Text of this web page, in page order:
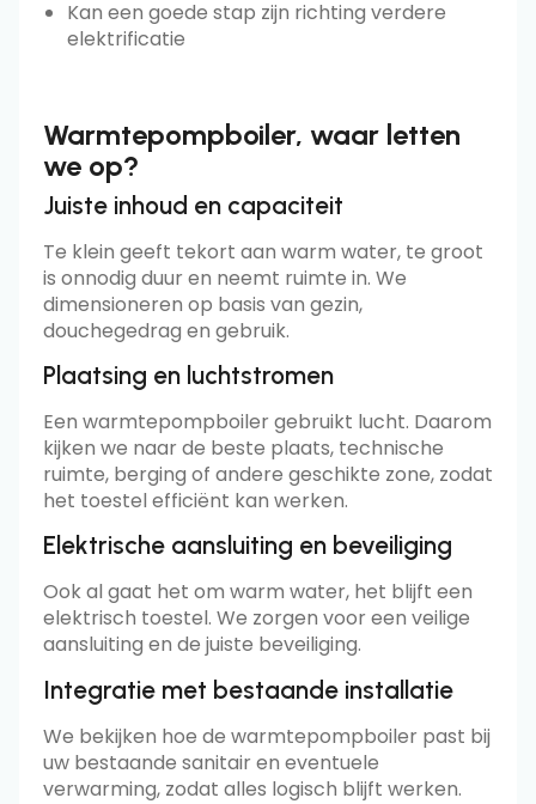
Kan een goede stap zijn richting verdere
elektrificatie
Warmtepompboiler, waar letten
we op?
Juiste inhoud en capaciteit
Te klein geeft tekort aan warm water, te groot
is onnodig duur en neemt ruimte in. We
dimensioneren op basis van gezin,
douchegedrag en gebruik.
Plaatsing en luchtstromen
Een warmtepompboiler gebruikt lucht. Daarom
kijken we naar de beste plaats, technische
ruimte, berging of andere geschikte zone, zodat
het toestel efficiënt kan werken.
Elektrische aansluiting en beveiliging
Ook al gaat het om warm water, het blijft een
elektrisch toestel. We zorgen voor een veilige
aansluiting en de juiste beveiliging.
Integratie met bestaande installatie
We bekijken hoe de warmtepompboiler past bij
uw bestaande sanitair en eventuele
verwarming, zodat alles logisch blijft werken.